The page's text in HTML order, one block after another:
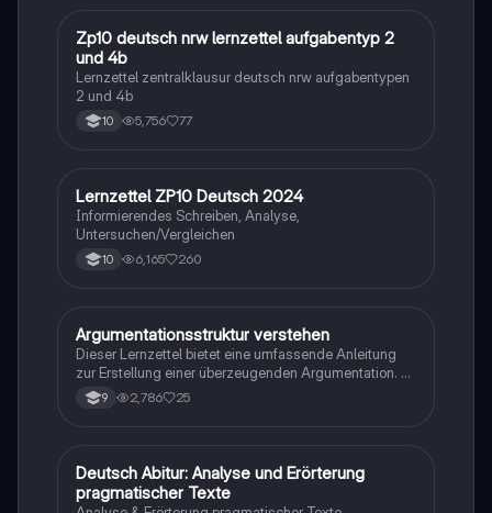
Deutsch
Zp10 deutsch nrw lernzettel aufgabentyp 2
und 4b
Lernzettel zentralklausur deutsch nrw aufgabentypen
2 und 4b
10 5,756 77
Deutsch
Lernzettel ZP10 Deutsch 2024
Informierendes Schreiben, Analyse,
Untersuchen/Vergleichen
10 6,165 260
Deutsch
Argumentationsstruktur verstehen
Dieser Lernzettel bietet eine umfassende Anleitung
zur Erstellung einer überzeugenden Argumentation. Er
behandelt die wesentlichen Elemente wie Einleitung,
Hauptteil mit klaren Argumenten (Behauptung,
möchten und lernen wollen, wie man Leser effektiv
überzeugt.
9 2,786 25
Deutsch
Deutsch Abitur: Analyse und Erörterung
pragmatischer Texte